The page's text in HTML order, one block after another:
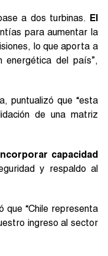
a dos turbinas. El
para aumentar la
lo que aporta a
energética del país”,
puntualizó que “esta
de una matriz
capacidad
y respaldo al
“Chile representa
ingreso al sector